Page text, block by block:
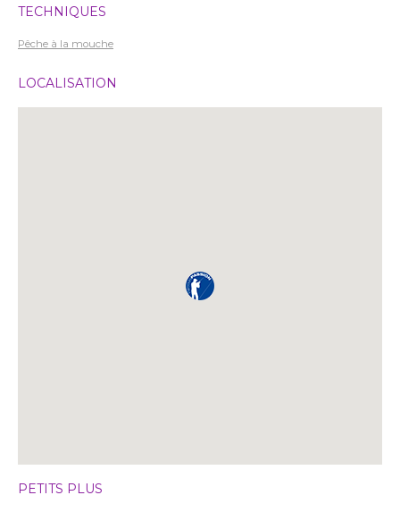
TECHNIQUES
Pêche à la mouche
LOCALISATION
PETITS PLUS